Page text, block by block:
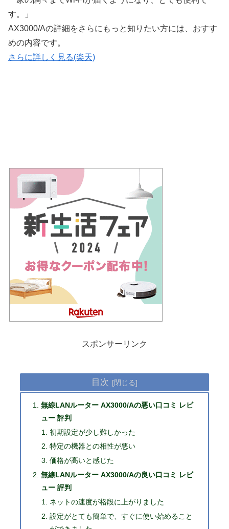
す。」
AX3000/Aの詳細をさらにもっと知りたい方には、おすす
めの内容です。
さらに詳しく見る(楽天)
スポンサーリンク
目次
無線LANルーター AX3000/Aの悪い口コミ レビ
ュー 評判
初期設定が少し難しかった
特定の機器との相性が悪い
価格が高いと感じた
無線LANルーター AX3000/Aの良い口コミ レビ
ュー 評判
ネットの速度が格段に上がりました
設定がとても簡単で、すぐに使い始めること